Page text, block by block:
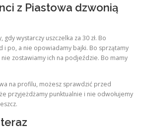
z Piastowa dzwonią
wystarczy uszczelka za 30 zł. Bo
i po, a nie opowiadamy bajki. Bo sprzątamy
zostawiamy ich na podjeździe. Bo mamy
na profilu, możesz sprawdzić przed
przyjeżdżamy punktualnie i nie odwołujemy